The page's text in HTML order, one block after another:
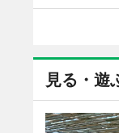
見る・遊